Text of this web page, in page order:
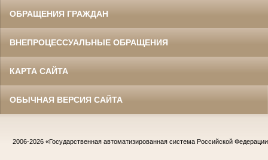
ОБРАЩЕНИЯ ГРАЖДАН
ВНЕПРОЦЕССУАЛЬНЫЕ ОБРАЩЕНИЯ
КАРТА САЙТА
ОБЫЧНАЯ ВЕРСИЯ САЙТА
2006-2026 «Государственная автоматизированная система Российской